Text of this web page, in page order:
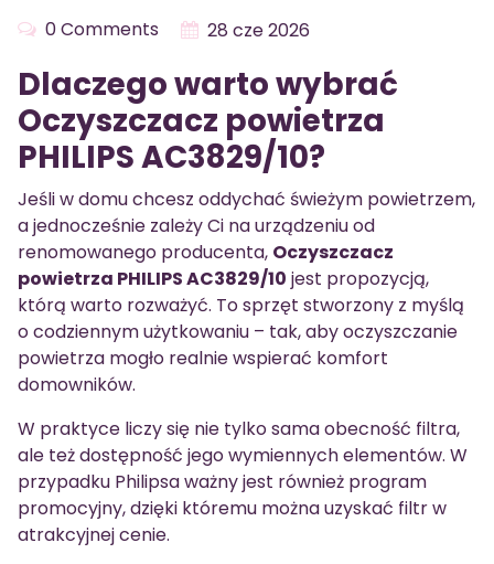
0 Comments 28 cze 2026
Dlaczego warto wybrać
Oczyszczacz powietrza
PHILIPS AC3829/10?
Jeśli w domu chcesz oddychać świeżym powietrzem,
a jednocześnie zależy Ci na urządzeniu od
renomowanego producenta, Oczyszczacz
powietrza PHILIPS AC3829/10 jest propozycją,
którą warto rozważyć. To sprzęt stworzony z myślą
o codziennym użytkowaniu – tak, aby oczyszczanie
powietrza mogło realnie wspierać komfort
domowników.
W praktyce liczy się nie tylko sama obecność filtra,
ale też dostępność jego wymiennych elementów. W
przypadku Philipsa ważny jest również program
promocyjny, dzięki któremu można uzyskać filtr w
atrakcyjnej cenie.